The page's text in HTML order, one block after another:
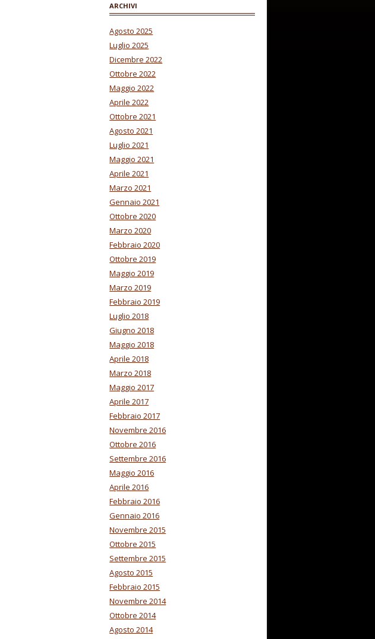
ARCHIVI
Agosto 2025
Luglio 2025
Dicembre 2022
Ottobre 2022
Maggio 2022
Aprile 2022
Ottobre 2021
Agosto 2021
Luglio 2021
Maggio 2021
Aprile 2021
Marzo 2021
Gennaio 2021
Ottobre 2020
Marzo 2020
Febbraio 2020
Ottobre 2019
Maggio 2019
Marzo 2019
Febbraio 2019
Luglio 2018
Giugno 2018
Maggio 2018
Aprile 2018
Marzo 2018
Maggio 2017
Aprile 2017
Febbraio 2017
Novembre 2016
Ottobre 2016
Settembre 2016
Maggio 2016
Aprile 2016
Febbraio 2016
Gennaio 2016
Novembre 2015
Ottobre 2015
Settembre 2015
Agosto 2015
Febbraio 2015
Novembre 2014
Ottobre 2014
Agosto 2014